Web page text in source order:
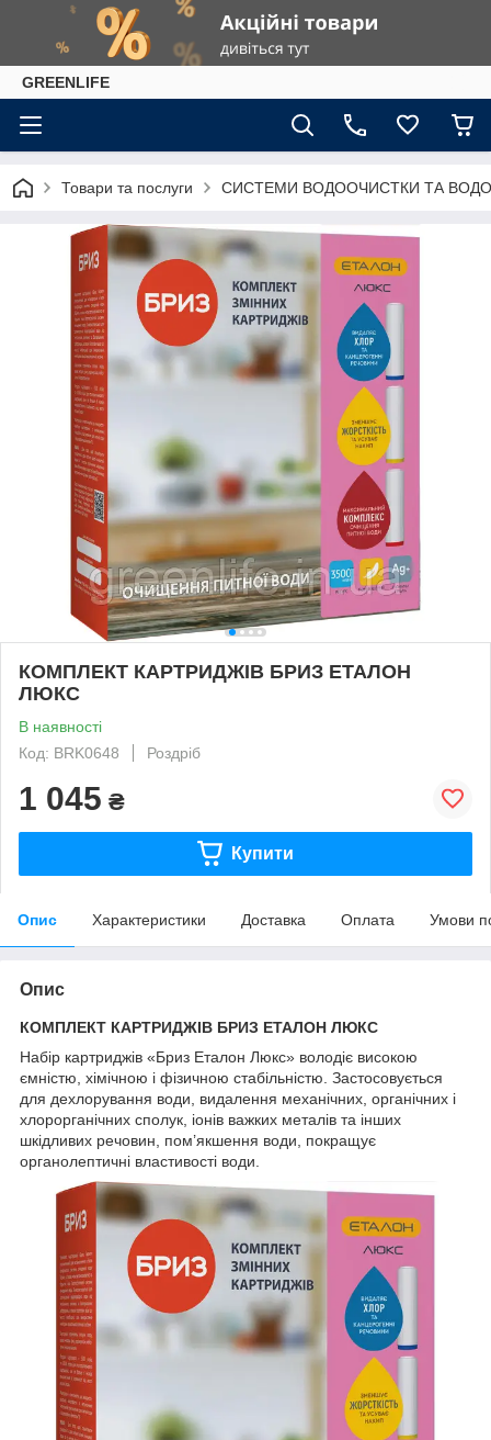
GREENLIFE
Товари та послуги СИСТЕМИ ВОДООЧИСТКИ ТА
КОМПЛЕКТ КАРТРИДЖІВ БРИЗ ЕТАЛОН
ЛЮКС
В наявності
Код: BRK0648
Роздріб
1 045 ₴
Купити
Опис Характеристики Доставка Оплата Умови
Опис
КОМПЛЕКТ КАРТРИДЖІВ БРИЗ ЕТАЛОН ЛЮКС
Набір картриджів «Бриз Еталон Люкс» володіє високою
ємністю, хімічною і фізичною стабільністю. Застосовується
для дехлорування води, видалення механічних, органічних і
хлорорганічних сполук, іонів важких металів та інших
шкідливих речовин, пом’якшення води, покращує
органолептичні властивості води.